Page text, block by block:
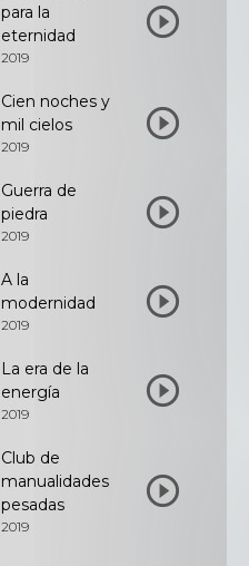
para la
eternidad
2019
Cien noches y
mil cielos
2019
Guerra de
piedra
2019
A la
modernidad
2019
La era de la
energía
2019
Club de
manualidades
pesadas
2019